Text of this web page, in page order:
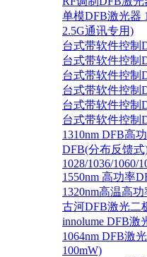
单模DFB激光器
2.5G通讯专用)
台式带软件控制
台式带软件控制
台式带软件控制
台式带软件控制
台式带软件控制
台式带软件控制
1310nm DFB高
DFB(分布反馈
1028/1036/1060/
1550nm 高功率
1320nm高温高
古河DFB激光二
innolume DFB激
1064nm DFB激
100mW)